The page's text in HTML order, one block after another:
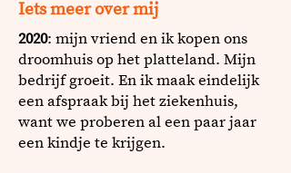
Iets meer over mij
2020: mijn vriend en ik kopen ons
droomhuis op het platteland. Mijn
bedrijf groeit. En ik maak eindelijk
een afspraak bij het ziekenhuis,
want we proberen al een paar jaar
een kindje te krijgen.